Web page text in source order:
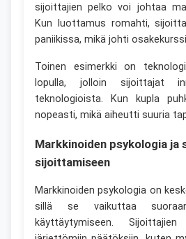
sijoittajien pelko voi johtaa
Kun luottamus romahti,
paniikissa, mikä johti
Toinen esimerkki on
lopulla, jolloin sijoittajat
teknologioista. Kun kupla
nopeasti, mikä aiheutti suuria
Markkinoiden psykologia ja
sijoittamiseen
Markkinoiden psykologia on
sillä se vaikuttaa
käyttäytymiseen.